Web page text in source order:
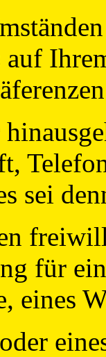
sei
für
eines